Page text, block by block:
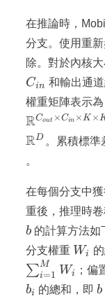
在推論時，
分支。使用重
除。對於內核
C_{in}
Cin 和輸出通
權重矩陣表示為
RCout ×Cin ×K ×
RD 。累積標準
。
在每個分支中
重後，推理時
b
b 的計算方法如
分支權重 Wi
∑i=1
M Wi ；偏
bi 的總和，即b